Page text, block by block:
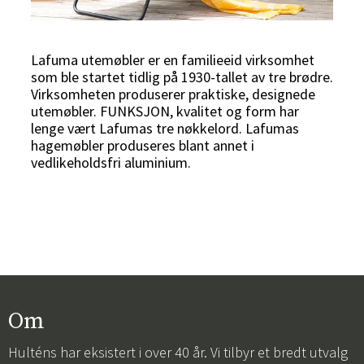
Lafuma utemøbler er en familieeid virksomhet
som ble startet tidlig på 1930-tallet av tre brødre.
Virksomheten produserer praktiske, designede
utemøbler. FUNKSJON, kvalitet og form har
lenge vært Lafumas tre nøkkelord. Lafumas
hagemøbler produseres blant annet i
vedlikeholdsfri aluminium.
Om
Hulténs har eksistert i over 40 år. Vi tilbyr et bredt utvalg